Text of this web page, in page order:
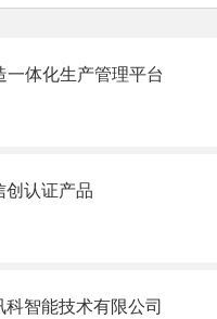
一体化生产管理平台
创认证产品
智能技术有限公司